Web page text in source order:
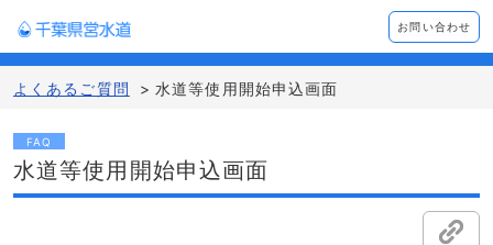
お問い合わせ
よくあるご質問 > 水道等使用開始申込画面
FAQ
水道等使用開始申込画面